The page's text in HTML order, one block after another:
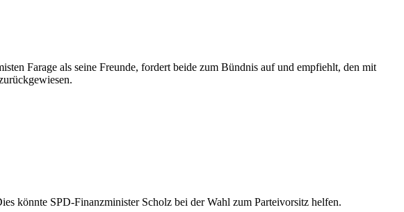
Farage als seine Freunde, fordert beide zum Bündnis auf und empfiehlt, den mit
könnte SPD-Finanzminister Scholz bei der Wahl zum Parteivorsitz helfen.